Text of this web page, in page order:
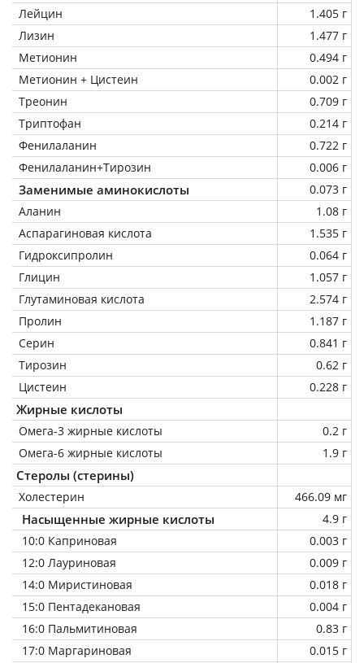
Лейцин
1.405 г
Лизин
1.477 г
Метионин
0.494 г
Метионин + Цистеин
0.002 г
Треонин
0.709 г
Триптофан
0.214 г
Фенилаланин
0.722 г
Фенилаланин+Тирозин
0.006 г
Заменимые аминокислоты
0.073 г
Аланин
1.08 г
Аспарагиновая кислота
1.535 г
Гидроксипролин
0.064 г
Глицин
1.057 г
Глутаминовая кислота
2.574 г
Пролин
1.187 г
Серин
0.841 г
Тирозин
0.62 г
Цистеин
0.228 г
Жирные кислоты
Омега-3 жирные кислоты
0.2 г
Омега-6 жирные кислоты
1.9 г
Стеролы (стерины)
Холестерин 466.09 мг
Насыщенные жирные кислоты
4.9 г
10:0 Каприновая
0.003 г
12:0 Лауриновая
0.009 г
14:0 Миристиновая
0.018 г
15:0 Пентадекановая
0.004 г
16:0 Пальмитиновая
0.83 г
17:0 Маргариновая
0.015 г